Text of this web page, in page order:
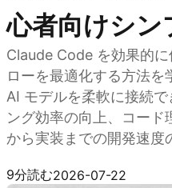
心者向けシン
Claude Code を効果的
ローを最適化する方法を
AI モデルを柔軟に接続
ング効率の向上、コード
から実装までの開発速度
9分読む2026-07-22